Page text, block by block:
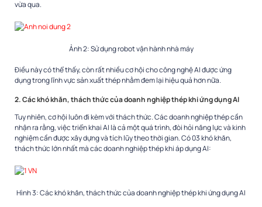
vừa qua.
Ảnh 2: Sử dụng robot vận hành nhà máy
Điều này có thể thấy, còn rất nhiều cơ hội cho công nghệ AI được ứng
dụng trong lĩnh vực sản xuất thép nhằm đem lại hiệu quả hơn nữa.
2. Các khó khăn, thách thức của doanh nghiệp thép khi ứng dụng AI
Tuy nhiên, cơ hội luôn đi kèm với thách thức. Các doanh nghiệp thép cần
nhận ra rằng, việc triển khai AI là cả một quá trình, đòi hỏi năng lực và kinh
nghiệm cần được xây dựng và tích lũy theo thời gian. Có 03 khó khăn,
thách thức lớn nhất mà các doanh nghiệp thép khi áp dụng AI:
Hình 3: Các khó khăn, thách thức của doanh nghiệp thép khi ứng dụng AI